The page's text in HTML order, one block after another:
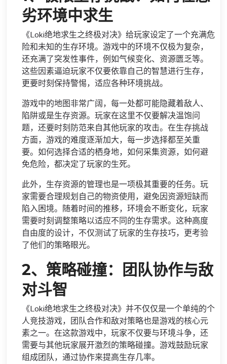
劣环境中求生
《Loki绝地求生之终极对决》给玩家设定了一个充满危
险和未知的生存环境。游戏中的环境不仅极为复杂，
还充满了突发性事件，例如气候变化、资源匮乏等。
这些因素逼迫玩家不仅要依靠自己的智慧进行生存，
更要时刻保持警惕，适应各种环境挑战。
游戏中的地图非常广阔，每一处都可能隐藏着敌人、
陷阱或是生存资源。玩家在这里不仅要解决温饱问
题，还要时刻防范来自其他玩家的攻击。在生存挑战
方面，游戏的难度逐渐加大，每一步选择都至关重
要。如何选择合适的栖身地，如何采集资源，如何避
免危险，都决定了玩家的生死。
此外，生存资源的管理也是一项极其重要的任务。玩
家需要合理规划自己的物资使用，避免因资源短缺而
陷入困境。随着时间的推移，环境会不断变化，玩家
需要时刻调整策略以适应不同的生存需求。这种高度
自由度的设计，不仅测试了玩家的生存技巧，更考验
了他们的策略眼光。
2、策略碰撞：团队协作与敌
对斗智
《Loki绝地求生之终极对决》并不仅仅是一个单纯的个
人竞技游戏，团队合作和敌对策略也是游戏的核心元
素之一。在这款游戏中，玩家不仅要与环境斗争，还
需要与其他玩家展开激烈的策略碰撞。游戏鼓励玩家
组成团队，通过协作来提高生存几率。